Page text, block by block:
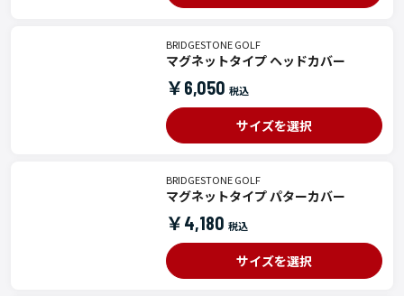
BRIDGESTONE GOLF
マグネットタイプ ヘッドカバー
￥6,050
サイズを選択
BRIDGESTONE GOLF
マグネットタイプ パターカバー
￥4,180
サイズを選択